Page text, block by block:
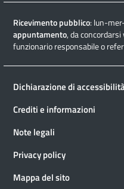
Ricevimento pubblico: lun-
appuntamento, da
funzionario responsabile o
Dichiarazione di
Crediti e informazioni
Note legali
Privacy policy
Mappa del sito